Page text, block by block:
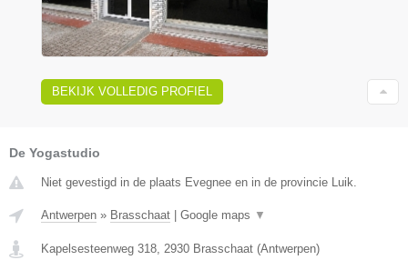
BEKIJK VOLLEDIG PROFIEL
De Yogastudio
Niet gevestigd in de plaats Evegnee en in de provincie Luik.
Antwerpen » Brasschaat Google maps ▼
Kapelsesteenweg 318, 2930 Brasschaat (Antwerpen)